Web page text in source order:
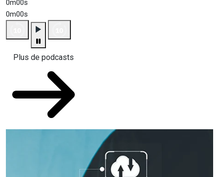
0m00s
0m00s
Plus de podcasts